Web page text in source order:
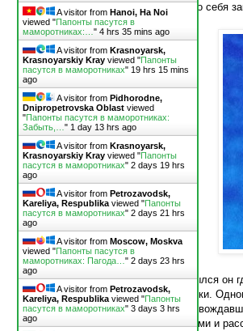
чем-то себя
Открылся он
публики.
прутами и
A visitor from Hanoi, Ha Noi
viewed "Папонты пасутся в
маморотниках:… " 4 hrs 35 mins ago
A visitor from Krasnoyarsk,
Krasnoyarskiy Kray viewed "Папонты
пасутся в маморотниках" 19 hrs 15 mins
ago
A visitor from Pidhorodne,
Dnipropetrovska Oblast viewed
"Папонты пасутся в маморотниках:
Забыть,… " 1 day 13 hrs ago
A visitor from Krasnoyarsk,
Krasnoyarskiy Kray viewed "Папонты
пасутся в маморотниках" 2 days 19 hrs
ago
A visitor from Petrozavodsk,
Kareliya, Respublika viewed "Папонты
пасутся в маморотниках" 2 days 21 hrs
ago
A visitor from Moscow, Moskva
viewed "Папонты пасутся в
маморотниках: Пагода… " 2 days 23 hrs
ago
A visitor from Petrozavodsk,
Kareliya, Respublika viewed "Папонты
пасутся в маморотниках" 3 days 3 hrs
ago